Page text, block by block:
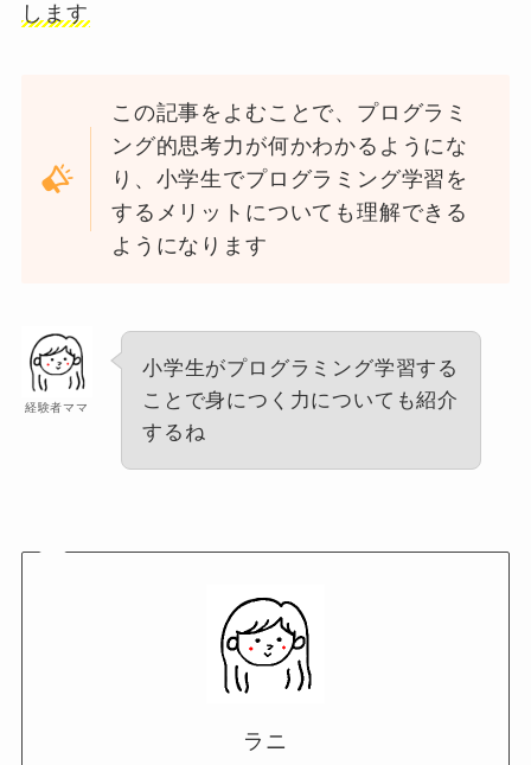
します
この記事をよむことで、プログラミ
ング的思考力が何かわかるようにな
り、小学生でプログラミング学習を
するメリットについても理解できる
ようになります
経験者ママ
小学生がプログラミング学習する
ことで身につく力についても紹介
するね
ラニ